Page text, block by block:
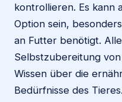
kontrollieren. Es kann
Option sein,
an Futter benötigt.
Selbstzubereitung
Wissen über die
Bedürfnisse des Tieres.